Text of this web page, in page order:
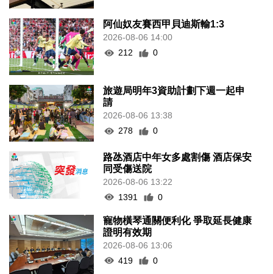
阿仙奴友賽西甲貝迪斯輸1:3
2026-08-06 14:00
212
0
旅遊局明年3資助計劃下週一起申
請
2026-08-06 13:38
278
0
路氹酒店中年女多處割傷 酒店保安
同受傷送院
2026-08-06 13:22
1391
0
寵物橫琴通關便利化 爭取延長健康
證明有效期
2026-08-06 13:06
419
0